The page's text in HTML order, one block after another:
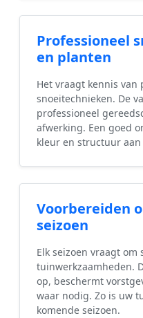
Professioneel
en planten
Het vraagt kennis
snoeitechnieken. De
professioneel
afwerking. Een goed
kleur en structuur
Voorbereiden
seizoen
Elk seizoen vraagt om
tuinwerkzaamheden.
op, beschermt
waar nodig. Zo is uw
komende seizoen.